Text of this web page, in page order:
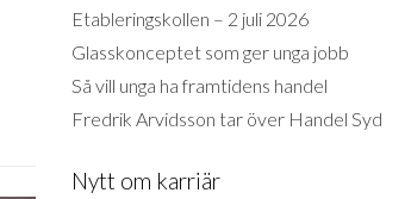
Etableringskollen – 2 juli 2026
Glasskonceptet som ger unga jobb
Så vill unga ha framtidens handel
Fredrik Arvidsson tar över Handel Syd
Nytt om karriär